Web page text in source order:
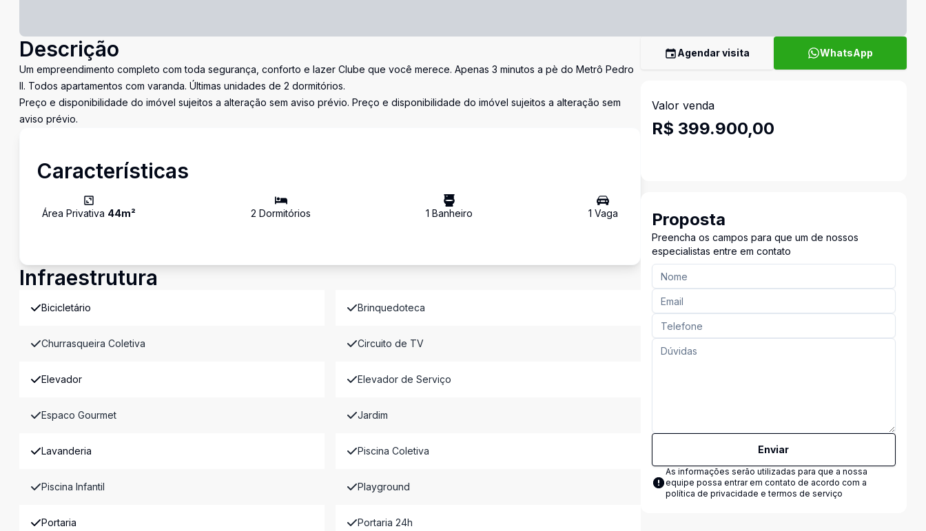
Descrição
Um empreendimento completo com toda segurança, conforto e lazer Clube que você merece. Apenas 3 minutos a pè do Metrô Pedro
II. Todos apartamentos com varanda. Últimas unidades de 2 dormitórios.
Preço e disponibilidade do imóvel sujeitos a alteração sem aviso prévio. Preço e disponibilidade do imóvel sujeitos a alteração sem
aviso prévio.
Características
Área Privativa 44m² 2 Dormitórios 1 Banheiro 1 Vaga
Infraestrutura
Bicicletário Brinquedoteca
Churrasqueira Coletiva Circuito de TV
Elevador Elevador de Serviço
Espaco Gourmet Jardim
Lavanderia Piscina Coletiva
Piscina Infantil Playground
Portaria Portaria 24h
Agendar visita WhatsApp
Valor venda
R$ 399.900,00
Proposta
Preencha os campos para que um de nossos
especialistas entre em contato
Enviar
As informações serão utilizadas para que a nossa
equipe possa entrar em contato de acordo com a
política de privacidade e termos de serviço